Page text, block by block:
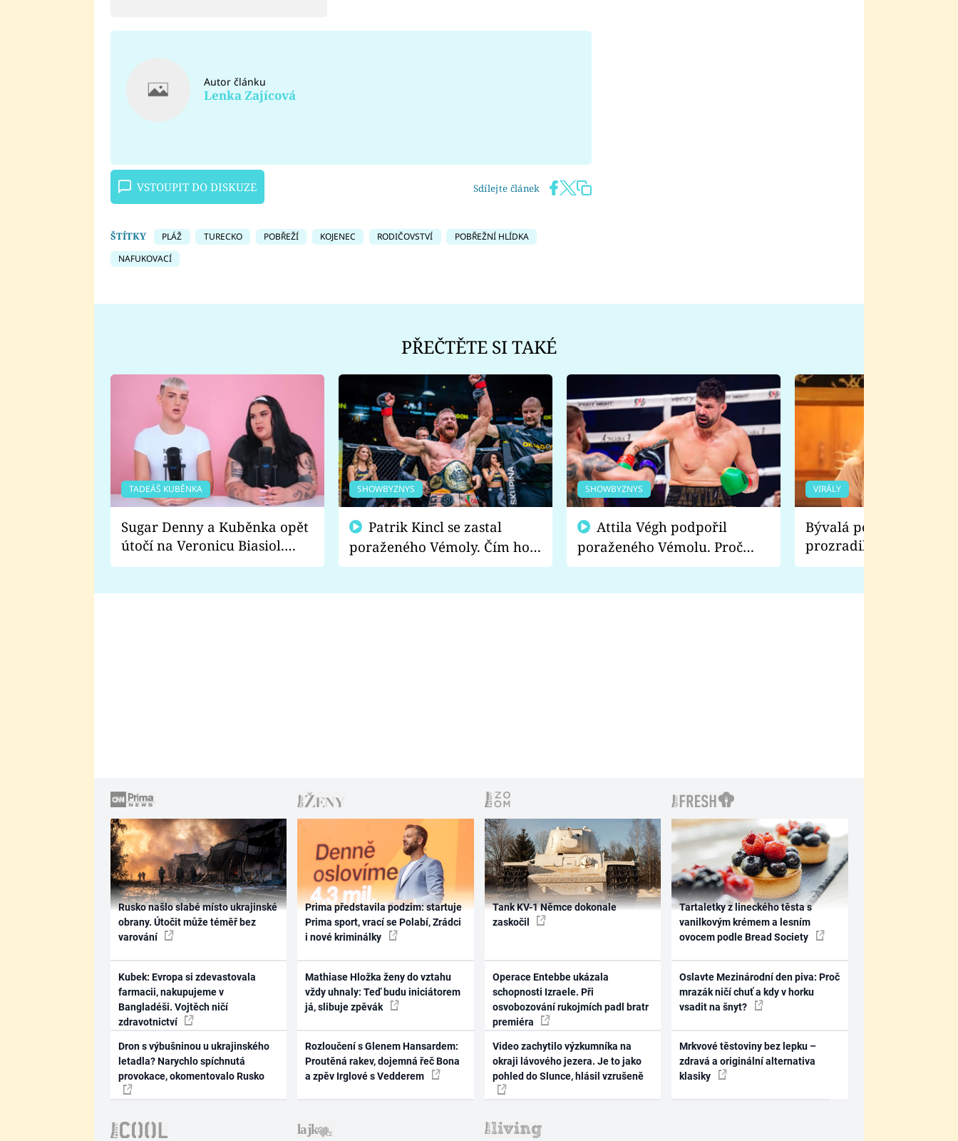
Autor článku
Lenka Zajícová
VSTOUPIT DO DISKUZE Sdílejte článek
ŠTÍTKY PLÁŽ TURECKO POBŘEŽÍ KOJENEC RODIČOVSTVÍ
POBŘEŽNÍ HLÍDKA
NAFUKOVACÍ
PŘEČTĚTE SI TAKÉ
TADEÁŠ KUBĚNKA
Sugar Denny a Kuběnka opět
útočí na Veronicu Biasiol.
Proč je podle nich falešná a
SHOWBYZNYS
poraženého Vémoly. Čím ho
fanoušci naštvali?
SHOWBYZNYS
poraženého Vémolu. Proč
chce raději zápasit s ním než
VIRÁLY
Bývalá pornoherečka
prozradila, co ji
natáčení Euforie.
Rusko našlo slabé místo ukrajinské
obrany. Útočit může téměř bez
varování
Kubek: Evropa si zdevastovala
farmacii, nakupujeme v
Bangladéši. Vojtěch ničí
zdravotnictví
Dron s výbušninou u ukrajinského
letadla? Narychlo spíchnutá
provokace, okomentovalo Rusko
Prima představila podzim: startuje
Prima sport, vrací se Polabí, Zrádci
i nové kriminálky
Mathiase Hložka ženy do vztahu
vždy uhnaly: Teď budu iniciátorem
já, slibuje zpěvák
Rozloučení s Glenem Hansardem:
Proutěná rakev, dojemná řeč Bona
a zpěv Irglové s Vedderem
Tank KV-1 Němce dokonale
zaskočil
Operace Entebbe ukázala
schopnosti Izraele. Při
osvobozování rukojmích padl bratr
premiéra
Video zachytilo výzkumníka na
okraji lávového jezera. Je to jako
pohled do Slunce, hlásil vzrušeně
Tartaletky z lineckého těsta s
vanilkovým krémem a lesním
ovocem podle Bread Society
Oslavte Mezinárodní den piva: Proč
mrazák ničí chuť a kdy v horku
vsadit na šnyt?
Mrkvové těstoviny bez lepku –
zdravá a originální alternativa
klasiky